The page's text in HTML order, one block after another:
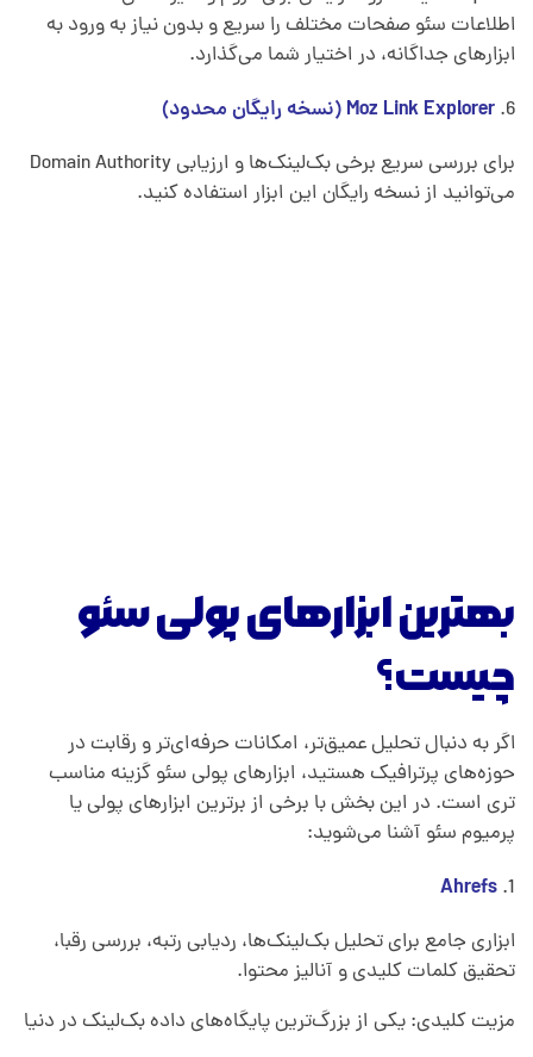
اطلاعات سئو صفحات مختلف را سریع و بدون نیاز به ورود به
ابزارهای جداگانه، در اختیار شما می‌گذارد.
Moz Link Explorer (نسخه رایگان محدود)
برای بررسی سریع برخی بک‌لینک‌ها و ارزیابی Domain Authority
می‌توانید از نسخه رایگان این ابزار استفاده کنید.
بهترین ابزارهای پولی سئو
چیست؟
اگر به دنبال تحلیل عمیق‌تر، امکانات حرفه‌ای‌تر و رقابت در
حوزه‌های پرترافیک هستید، ابزارهای پولی سئو گزینه مناسب
تری است. در این بخش با برخی از برترین ابزارهای پولی یا
پرمیوم سئو آشنا می‌شوید:
Ahrefs
ابزاری جامع برای تحلیل بک‌لینک‌ها، ردیابی رتبه، بررسی رقبا،
تحقیق کلمات کلیدی و آنالیز محتوا.
مزیت کلیدی: یکی از بزرگ‌ترین پایگاه‌های داده بک‌لینک در دنیا